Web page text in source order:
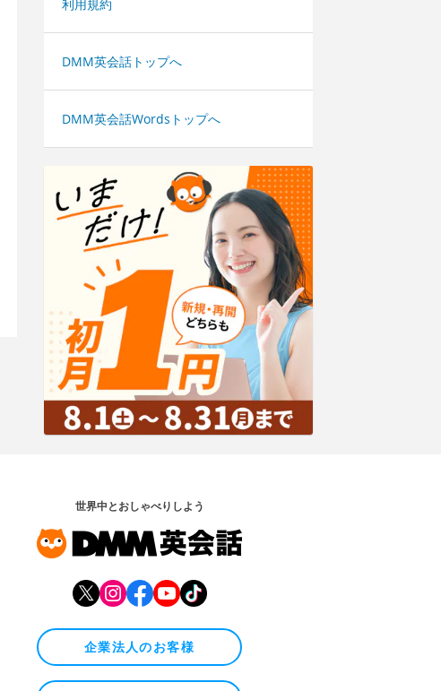
利用規約
DMM英会話トップへ
DMM英会話Wordsトップへ
世界中とおしゃべりしよう
企業法人のお客様